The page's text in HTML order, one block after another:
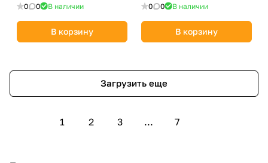
0 0 В наличии
В корзину
0 0 В наличии
В корзину
Загрузить еще
1 2 3 ... 7